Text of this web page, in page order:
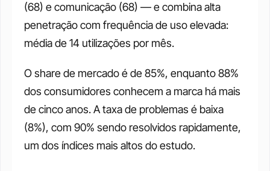
(68) e comunicação (68) — e combina alta
penetração com frequência de uso elevada:
média de 14 utilizações por mês.
O share de mercado é de 85%, enquanto 88%
dos consumidores conhecem a marca há mais
de cinco anos. A taxa de problemas é baixa
(8%), com 90% sendo resolvidos rapidamente,
um dos índices mais altos do estudo.